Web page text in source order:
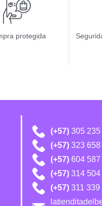
protegida
(+57)305 235
(+57)323 658
(+57)604 587
(+57)314 504
(+57)311 339